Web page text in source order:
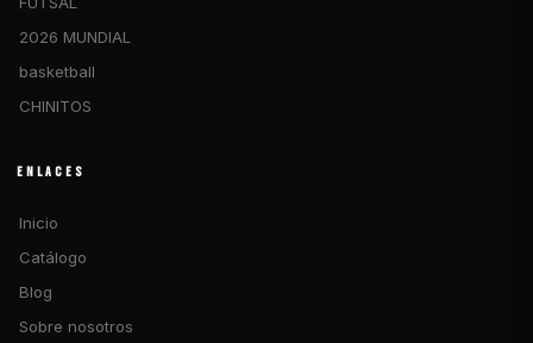
2026 MUNDIAL
basketball
CHINITOS
ENLACES
Inicio
Catálogo
Blog
Sobre nosotros